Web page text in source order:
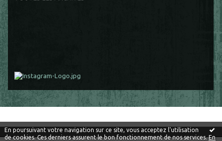
En poursuivant votre navigation sur ce site, vous acceptez l'utilisation
de cookies. Ces derniers assurent le bon fonctionnement de nos services.En